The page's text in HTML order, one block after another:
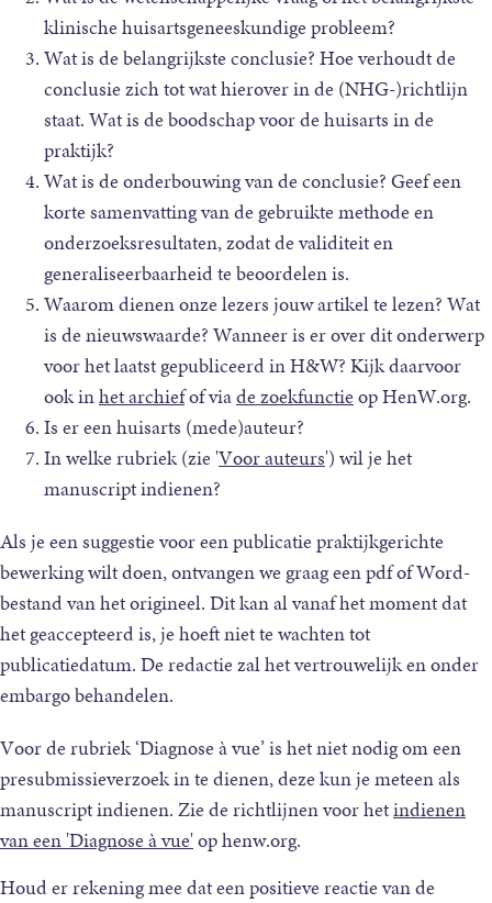
klinische huisartsgeneeskundige probleem?
Wat is de belangrijkste conclusie? Hoe verhoudt de
conclusie zich tot wat hierover in de (NHG-)richtlijn
staat. Wat is de boodschap voor de huisarts in de
praktijk?
Wat is de onderbouwing van de conclusie? Geef een
korte samenvatting van de gebruikte methode en
onderzoeksresultaten, zodat de validiteit en
generaliseerbaarheid te beoordelen is.
Waarom dienen onze lezers jouw artikel te lezen? Wat
is de nieuwswaarde? Wanneer is er over dit onderwerp
voor het laatst gepubliceerd in H&W? Kijk daarvoor
ook inhet archiefof viade zoekfunctieop HenW.org.
Is er een huisarts (mede)auteur?
In welke rubriek (zie 'Voor auteurs') wil je het
manuscript indienen?
Als je een suggestie voor een publicatiepraktijkgerichte
bewerkingwilt doen, ontvangen we graag een pdf of Word-
bestand van het origineel. Dit kan al vanaf het moment dat
het geaccepteerd is, je hoeft niet te wachten tot
publicatiedatum. De redactie zal het vertrouwelijk en onder
embargo behandelen.
Voor de rubriek ‘Diagnose à vue’ is het niet nodig om een
presubmissieverzoek in te dienen, deze kun je meteen als
manuscript indienen. Zie de richtlijnen voor hetindienen
van een 'Diagnose à vue'op henw.org.
Houd er rekening mee dat een positieve reactie van de